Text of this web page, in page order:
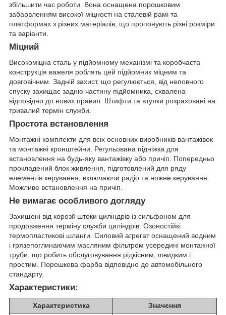
збільшити час роботи. Вона оснащена порошковим
забарвленням високої міцності на сталевій рамі та
платформах з різних матеріалів, що пропонують різні розміри
та варіанти.
Міцний
Високоміцна сталь у підйомному механізмі та коробчаста
конструкція важеля роблять цей підйомник міцним та
довговічним. Задній захист, що регулюється, від неповного
спуску захищає задню частину підйомника, схвалена
відповідно до нових правил. Штифти та втулки розраховані на
тривалий термін служби.
Простота встановлення
Монтажні комплекти для всіх основних виробників вантажівок
та монтажні кронштейни. Регульована підніжка для
встановлення на будь-яку вантажівку або причіп. Попередньо
прокладений блок живлення, підготовлений для ряду
елементів керування, включаючи радіо та ножне керування.
Можливе встановлення на причіп.
Не вимагає особливого догляду
Захищені від корозії штоки циліндрів із сильфоном для
продовження терміну служби циліндрів. Озоностійкі
термопластикові шланги. Силовий агрегат оснащений водним
і грязепоглинаючим масляним фільтром усередині монтажної
труби, що робить обслуговування рідкісним, швидким і
простим. Порошкова фарба відповідно до автомобільного
стандарту.
Характеристики:
Характеристика
Значення